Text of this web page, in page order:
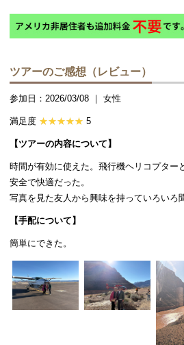
ツアーのご感想（レビュー）
参加日：2026/03/08 ｜ 女性
満足度 5
【ツアーの内容について】
時間が有効に使えた。飛行機ヘリコプター
安全で快適だった。
写真を見た友人から興味を持っていろいろ
【手配について】
簡単にできた。